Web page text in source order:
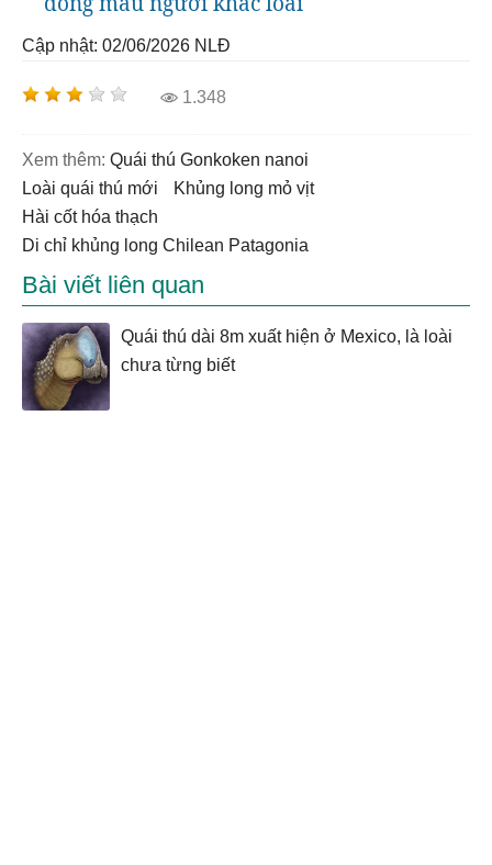
Cập nhật: 02/06/2026 NLĐ
1.348
Xem thêm:
quái thú Gonkoken nanoi
loài quái thú mới
khủng long mỏ vịt
hài cốt hóa thạch
di chỉ khủng long Chilean Patagonia
Bài viết liên quan
Quái thú dài 8m xuất hiện ở Mexico, là loài
chưa từng biết